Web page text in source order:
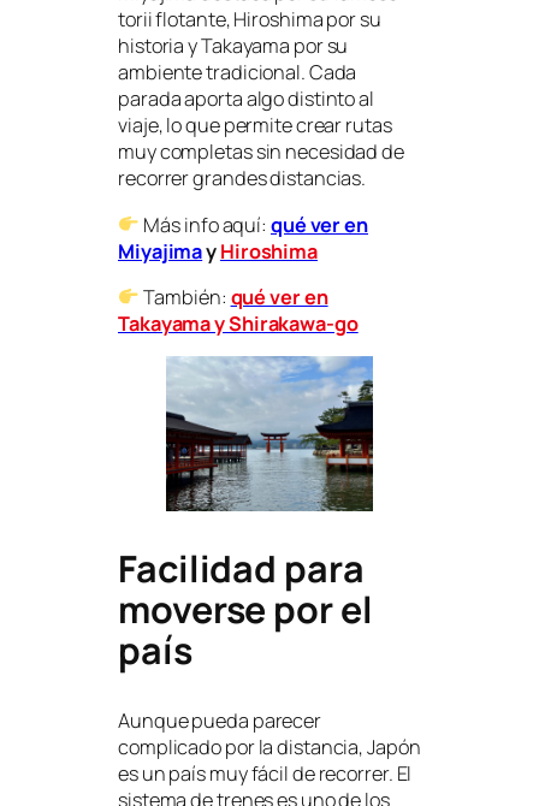
torii flotante, Hiroshima por su
historia y Takayama por su
ambiente tradicional. Cada
parada aporta algo distinto al
viaje, lo que permite crear rutas
muy completas sin necesidad de
recorrer grandes distancias.
Más info aquí: qué ver en
MiyajimayHiroshima
También: qué ver en
Takayama y Shirakawa-go
Facilidad para
moverse por el
país
Aunque pueda parecer
complicado por la distancia, Japón
es un país muy fácil de recorrer. El
sistema de trenes es uno de los